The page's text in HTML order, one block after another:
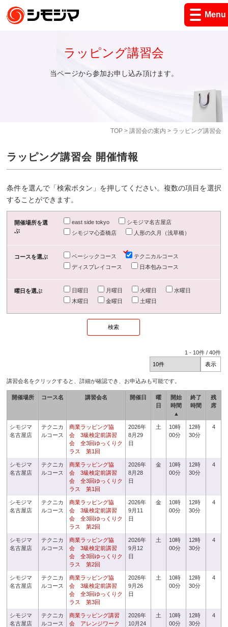
Menu
TOP> 講習会の案内 > ラッピング講習会
ラッピング講習会
当ページから参加お申し込み頂けます。
ラッピング講習会 開催情報
条件を選んで「検索ボタン」を押してください。複数の項目を選択
することができます。
開催場所を選
ぶ
east side tokyo
シモジマ名古屋店
シモジマ心斎橋店
人形の久月（浅草橋）
コースを選ぶ ベーシックコース
テクニカルコース
ディスプレイコース
日本包みコース
曜日を選ぶ 日曜日 月曜日 火曜日
水曜日
木曜日
金曜日 土曜日
1 - 10件 /40件
講習会名をクリックすると、詳細が確認でき、お申込みも可能です。
開催場所 コース名 講習会名 開催日
曜
日
開始
時間
▲
終了
時間
残
席
シモジマ
名古屋店
テクニカ
ルコース
商業ラッピング協
会 3級検定前講習
会 全3回ゆっくりク
ラス 第1回
2026年
8月29
日
土
10時
00分
12時
30分
4
シモジマ
名古屋店
テクニカ
ルコース
商業ラッピング協
会 3級検定前講習
会 全3回ゆっくりク
ラス 第1回
2026年
8月28
日
金
10時
00分
12時
30分
4
シモジマ
名古屋店
テクニカ
ルコース
商業ラッピング協
会 3級検定前講習
会 全3回ゆっくりク
ラス 第2回
2026年
9月11
日
金
10時
00分
12時
30分
4
シモジマ
名古屋店
テクニカ
ルコース
商業ラッピング協
会 3級検定前講習
会 全3回ゆっくりク
ラス 第2回
2026年
9月12
日
土
10時
00分
12時
30分
4
シモジマ
名古屋店
テクニカ
ルコース
商業ラッピング協
会 3級検定前講習
会 全3回ゆっくりク
ラス 第3回
2026年
9月26
日
土
10時
00分
12時
30分
4
シモジマ
名古屋店
テクニカ
ルコース
商業ラッピング講習
会 アレンジワーク
2026年
10月24
土
10時
00分
12時
30分
4